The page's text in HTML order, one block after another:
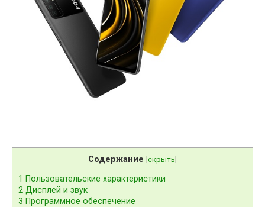
Содержание скрыть
1 Пользовательские характеристики
2 Дисплей и звук
3 Программное обеспечение